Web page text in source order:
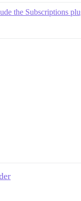
the Subscriptions